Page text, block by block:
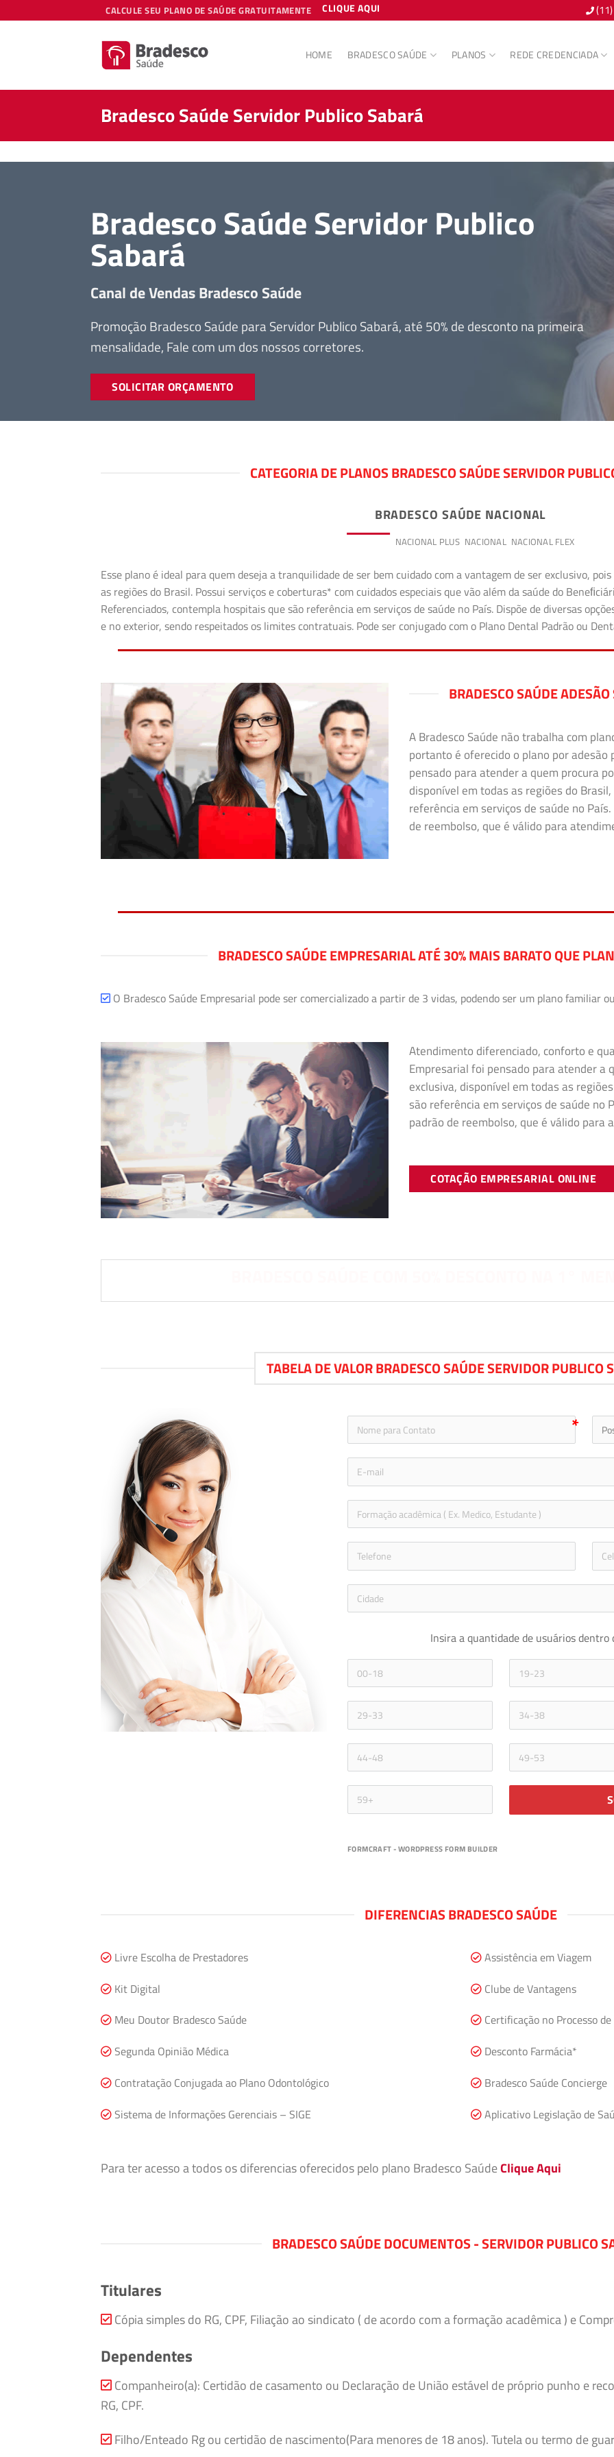
to
CALCULE SEU PLANO DE SAÚDE GRATUITAMENTE CLIQUE AQUI
HOME BRADESCO SAÚDE PLANOS REDE CREDENCIADA
Bradesco Saúde Servidor Publico Sabará
Bradesco Saúde Servidor Publico
Sabará
Canal de Vendas Bradesco Saúde
Promoção Bradesco Saúde para Servidor Publico Sabará, até 50% de desconto na primeira
mensalidade, Fale com um dos nossos corretores.
SOLICITAR ORÇAMENTO
CATEGORIA DE PLANOS BRADESCO SAÚDE SERVIDOR
BRADESCO SAÚDE NACIONAL
NACIONAL PLUS NACIONAL NACIONAL FLEX
Esse plano é ideal para quem deseja a tranquilidade de ser bem cuidado com a vantagem de ser exclusivo,
as regiões do Brasil. Possui serviços e coberturas* com cuidados especiais que vão além da saúde do
Referenciados, contempla hospitais que são referência em serviços de saúde no País. Dispõe de diversas
e no exterior, sendo respeitados os limites contratuais. Pode ser conjugado com o Plano Dental Padrão ou
BRADESCO SAÚDE
A Bradesco Saúde não trabalha com
portanto é oferecido o plano por adesão
pensado para atender a quem procura
disponível em todas as regiões do
referência em serviços de saúde no
de reembolso, que é válido para
BRADESCO SAÚDE EMPRESARIAL ATÉ 30% MAIS BARATO QUE
O Bradesco Saúde Empresarial pode ser comercializado a partir de 3 vidas, podendo ser um plano familiar
Atendimento diferenciado, conforto e
Empresarial foi pensado para atender a
exclusiva, disponível em todas as
são referência em serviços de saúde no
padrão de reembolso, que é válido para
COTAÇÃO EMPRESARIAL ONLINE
TABELA DE VALOR BRADESCO SAÚDE SERVIDOR PUBLICO
icon-
icon-
Insira a quantidade de usuários dentro
FORMCRAFT - WORDPRESS FORM BUILDER
DIFERENCIAS BRADESCO SAÚDE
Livre Escolha de Prestadores
Kit Digital
Meu Doutor Bradesco Saúde
Segunda Opinião Médica
Contratação Conjugada ao Plano Odontológico
Sistema de Informações Gerenciais – SIGE
Assistência em Viagem
Clube de Vantagens
Certificação no Processo
Desconto Farmácia*
Bradesco Saúde Concierge
Aplicativo Legislação de
Para ter acesso a todos os diferencias oferecidos pelo plano Bradesco SaúdeClique Aqui
BRADESCO SAÚDE DOCUMENTOS - SERVIDOR PUBLICO
Titulares
Cópia simples do RG, CPF, Filiação ao sindicato ( de acordo com a formação acadêmica ) e
Dependentes
Companheiro(a): Certidão de casamento ou Declaração de União estável de próprio punho e
RG, CPF.
Filho/Enteado Rg ou certidão de nascimento(Para menores de 18 anos). Tutela ou termo de